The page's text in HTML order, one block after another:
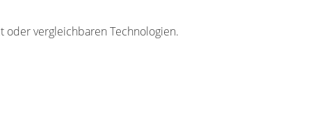
oder vergleichbaren Technologien.